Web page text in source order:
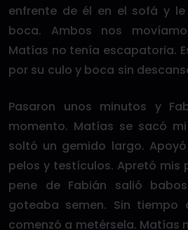
enfrente de él en el sofá y
boca. Ambos nos
Matías no tenía escapatoria.
por su culo y boca sin
Pasaron unos minutos y
momento. Matías se sacó
soltó un gemido largo.
pelos y testículos. Apretó mis
pene de Fabián salió
goteaba semen. Sin tiempo
comenzó a metérsela. Matías